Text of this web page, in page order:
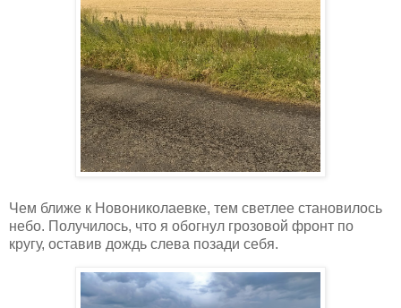
Чем ближе к Новониколаевке, тем светлее становилось
небо. Получилось, что я обогнул грозовой фронт по
кругу, оставив дождь слева позади себя.